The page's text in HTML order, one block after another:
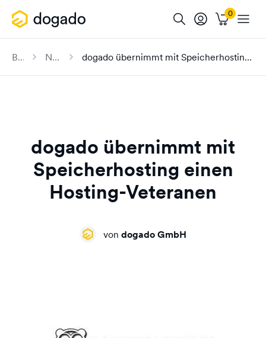
Blog News dogado übernimmt mit Speicherhosting einen Hosting-Veteranen
dogado übernimmt mit
Speicherhosting einen
Hosting-Veteranen
von dogado GmbH